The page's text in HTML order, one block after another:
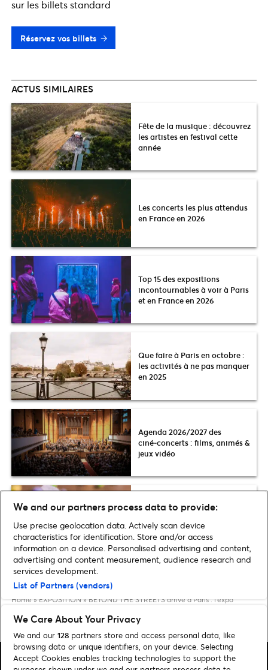
sur les billets standard
Réservez vos billets
ACTUS SIMILAIRES
Fête de la musique : découvrez
les artistes en festival cette
année
Les concerts les plus attendus
en France en 2026
Top 15 des expositions
incontournables à voir à Paris
et en France en 2026
Que faire à Paris en octobre :
les activités à ne pas manquer
en 2025
Agenda 2026/2027 des
ciné‑concerts : films, animés &
jeux vidéo
Que faire pendant les
Activités, Spectacles… | 2026
Home » EXPOSITION » BEYOND THE STREETS arrive à Paris : l’expo
dès le 27 mai 2026
We and our partners process data to provide:
Use precise geolocation data. Actively scan device
characteristics for identification. Store and/or access
information on a device. Personalised advertising and content,
advertising and content measurement, audience research and
services development.
List of Partners (vendors)
We Care About Your Privacy
We and our 128 partners store and access personal data, like
browsing data or unique identifiers, on your device. Selecting
Accept Cookies enables tracking technologies to support the